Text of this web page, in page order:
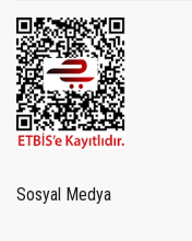
Sosyal Medya